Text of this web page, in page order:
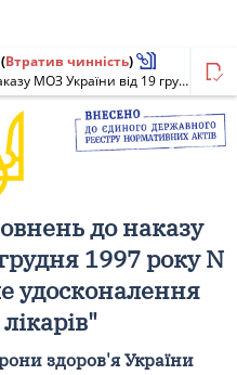
(Втратив чинність)
Про внесення доповнень до наказу МОЗ України від 19 грудня 1997 року N 359 "Про подальше удосконалення атестації лікарів"